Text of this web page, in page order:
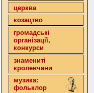
церква
козацтво
громадські
організації,
конкурси
знамениті
кролевчани
музика:
фольклор